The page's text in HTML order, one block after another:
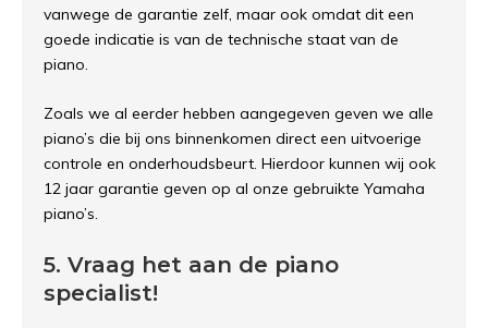
vanwege de garantie zelf, maar ook omdat dit een
goede indicatie is van de technische staat van de
piano.
Zoals we al eerder hebben aangegeven geven we alle
piano’s die bij ons binnenkomen direct een uitvoerige
controle en onderhoudsbeurt. Hierdoor kunnen wij ook
12 jaar garantie geven op al onze gebruikte Yamaha
piano’s.
5. Vraag het aan de piano
specialist!